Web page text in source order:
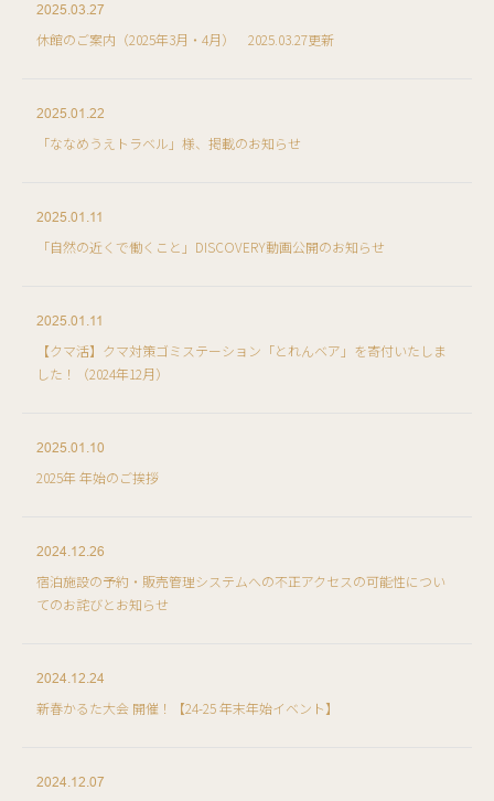
2025.03.27
休館のご案内（2025年3月・4月） 2025.03.27更新
2025.01.22
「ななめうえトラベル」様、掲載のお知らせ
2025.01.11
「自然の近くで働くこと」DISCOVERY動画公開のお知らせ
2025.01.11
【クマ活】クマ対策ゴミステーション「とれんベア」を寄付いたしま
した！（2024年12月）
2025.01.10
2025年 年始のご挨拶
2024.12.26
宿泊施設の予約・販売管理システムへの不正アクセスの可能性につい
てのお詫びとお知らせ
2024.12.24
新春かるた大会 開催！【24-25 年末年始イベント】
2024.12.07